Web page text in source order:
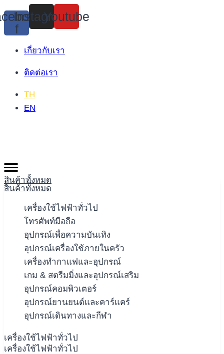
Skip
to
content
f
Instagram
Youtube
เกี่ยวกับเรา
ติดต่อเรา
TH
EN
สินค้าทั้งหมด
สินค้าทั้งหมด
เครื่องใช้ไฟฟ้าทั่วไป
โทรศัพท์มือถือ
อุปกรณ์เพื่อความบันเทิง
อุปกรณ์เครื่องใช้ภายในครัว
เครื่องทำกาแฟและอุปกรณ์
เกม & สตรีมมิ่งและอุปกรณ์เสริม
อุปกรณ์คอมพิวเตอร์
อุปกรณ์ยานยนต์และคาร์แคร์
อุปกรณ์เดินทางและกีฬา
เครื่องใช้ไฟฟ้าทั่วไป
เครื่องใช้ไฟฟ้าทั่วไป